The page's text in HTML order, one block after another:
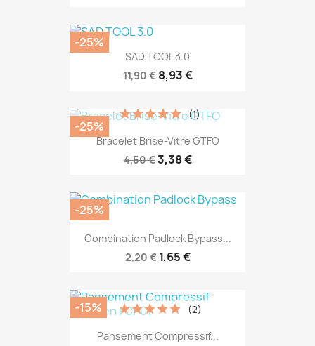
SAD TOOL 3.0
11,90 € 8,93 €
-25%
Bracelet Brise-Vitre GTFO
4,50 €3,38 €
(1)
-25%
Combination Padlock Bypass...
2,20 € 1,65 €
-25%
Pansement Compressif...
(2)
-15%